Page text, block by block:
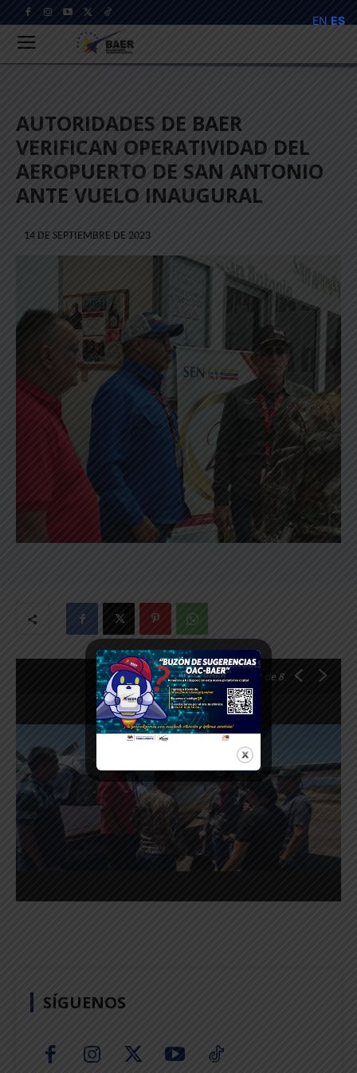
AUTORIDADES DE BAER
VERIFICAN OPERATIVIDAD DEL
AEROPUERTO DE SAN ANTONIO
ANTE VUELO INAUGURAL
14 DE SEPTIEMBRE DE 2023
de 8
SÍGUENOS
EN ES